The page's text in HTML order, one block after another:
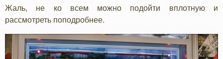
Жаль, не ко всем можно подойти вплотную и
рассмотреть поподробнее.